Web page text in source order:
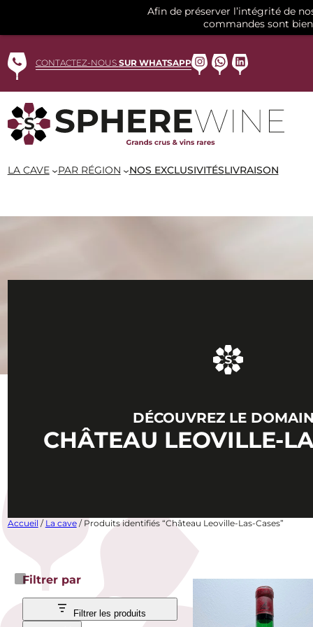
au
contenuCONTACTEZ-NOUS SUR WHATSAPPInstagram
WhatsApp
LinkedIn
LA CAVE PAR RÉGION NOS EXCLUSIVITÉSLIVRAISON
DÉCOUVREZ LE
CHÂTEAU LEOVILLE-
Accueil / La cave/ Produits identifiés “Château Leoville-Las-Cases”
Filtrer par
Filtrer les produits
Afin de préserver l’intégrité de
commandes sont